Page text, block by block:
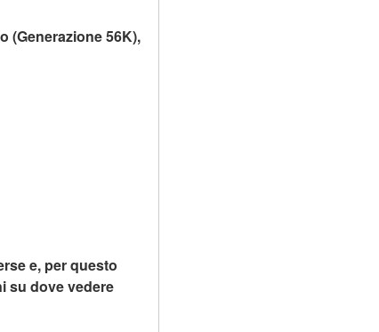
(Generazione 56K),
e, per questo
su dove vedere